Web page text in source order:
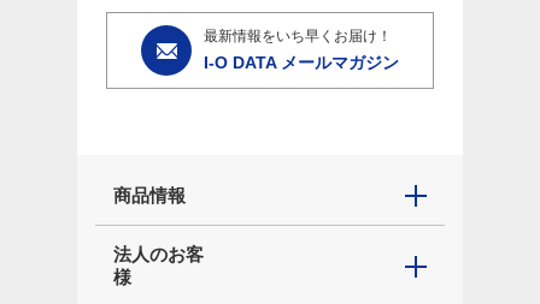
最新情報をいち早くお届け！
I-O DATA メールマガジン
商品情報
法人のお客
様